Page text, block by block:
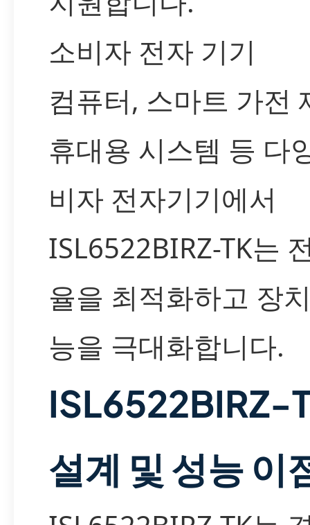
소비자 전자 기기
컴퓨터, 스마트 가전
휴대용 시스템 등 다
비자 전자기기에서
ISL6522BIRZ-TK는
율을 최적화하고 장
능을 극대화합니다.
ISL6522BIRZ-
설계 및 성능 이